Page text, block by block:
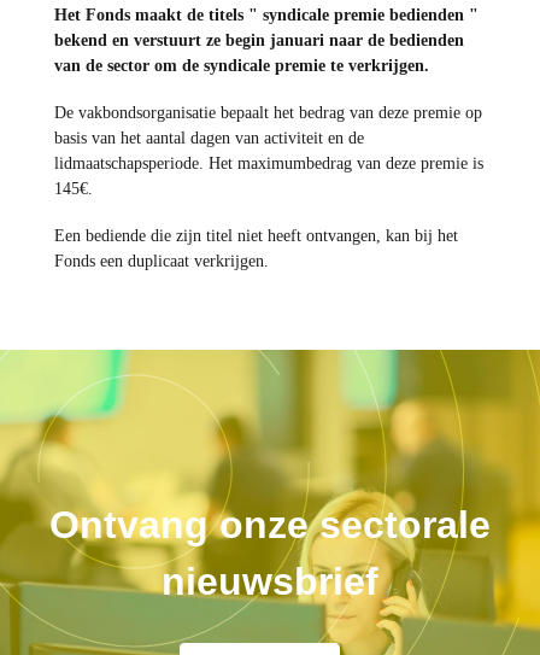
Het Fonds maakt de titels " syndicale premie bedienden "
bekend en verstuurt ze begin januari naar de bedienden
van de sector om de syndicale premie te verkrijgen.
De vakbondsorganisatie bepaalt het bedrag van deze premie op
basis van het aantal dagen van activiteit en de
lidmaatschapsperiode. Het maximumbedrag van deze premie is
145€.
Een bediende die zijn titel niet heeft ontvangen, kan bij het
Fonds een duplicaat verkrijgen.
Ontvang onze sectorale
nieuwsbrief